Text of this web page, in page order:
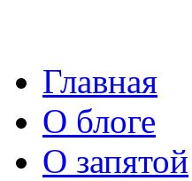
Главная
О блоге
О запятой